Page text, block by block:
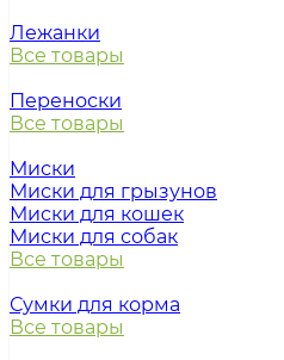
Лежанки
Все товары
Переноски
Все товары
Миски
Миски для грызунов
Миски для кошек
Миски для собак
Все товары
Сумки для корма
Все товары